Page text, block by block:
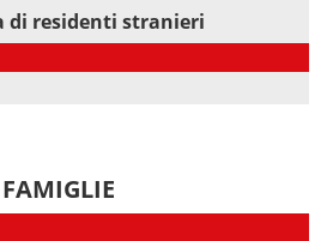
di residenti stranieri
FAMIGLIE